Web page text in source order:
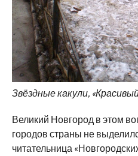
Звёздные какули,
Великий Новгород в этом
городов страны не
читательница